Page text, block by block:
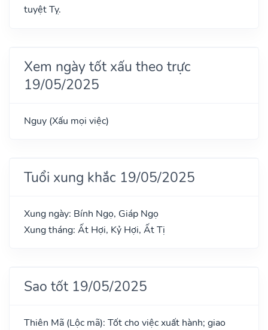
tuyệt Tỵ.
Xem ngày tốt xấu theo trực
19/05/2025
Nguy (Xấu mọi việc)
Tuổi xung khắc 19/05/2025
Xung ngày: Bính Ngọ, Giáp Ngọ
Xung tháng: Ất Hợi, Kỷ Hợi, Ất Tị
Sao tốt 19/05/2025
Thiên Mã (Lộc mã): Tốt cho việc xuất hành; giao